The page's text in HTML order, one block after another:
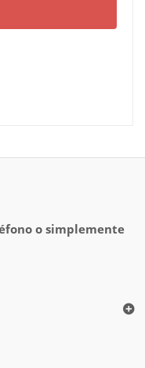
o simplemente